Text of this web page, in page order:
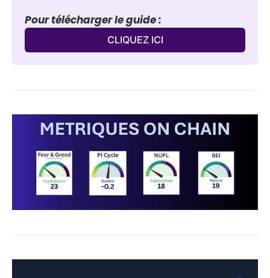
Pour télécharger le guide :
CLIQUEZ ICI